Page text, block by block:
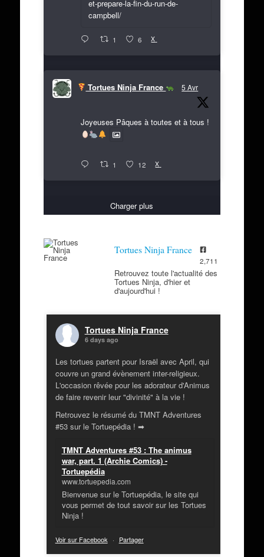
et-prepare-la-fin-du-run-de-
campbell/
1 6 X
Tortues Ninja France 5 Avr
Joyeuses Pâques à toutes et à tous !
1 12 X
Charger plus
Tortues Ninja France
2,711
Retrouvez toute l'actualité des
Tortues Ninja, d'hier et
d'aujourd'hui !
Tortues Ninja France
6 days ago
Les tortues partent pour Israël avec April, qui
couvre un grand évènement inter-religieux.
L'occasion rêvée pour les adorateur d'Animus
de faire revenir leur "divinité" à la vie !
Retrouvez le résumé du TMNT Adventures
#53 sur le Tortuepédia ! ➡
TMNT Adventures #53 : The animus
war, part. 1 (Archie Comics) -
Tortuepédia
www.tortuepedia.com
Bienvenue sur le Tortuepédia, le site qui
vous permet de tout savoir sur les Tortues
Ninja !
Voir sur Facebook · Partager